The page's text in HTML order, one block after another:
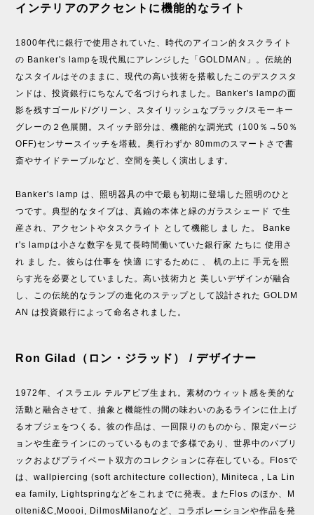
インテリアのアクセントに機能的なライト
1800年代に銀行で使用されていた、時代のアイコン的タスクライト
の Banker's lampを現代風にアレンジした「GOLDMAN」。伝統的
なスタイルはそのままに、現代の高い技術を搭載したこのデスクスタ
ンドは、投資銀行にちなんで名づけられました。Banker's lampの面
影を残すゴールド/グリーン、スタイリッシュなブラック/スモーキー
グレーの２色展開。スイッチ部分は、機能的な調光式（100％→50％
OFF)センサースイッチを塔載。奥行わずか 80mmのスマートさで書
斎やサイドテーブルなど、空間を美しく演出します。
Banker's lamp は、照明器具の中で最も初期に登場した照明のひと
つです。典型的なタイプは、真鍮の本体と緑のガラスシェード で生
産され、アクセントやタスクライト として機能し まし た。 Banke
r's lampは小さな数字を見て長時間働いていた銀行家 たちに 使用さ
れ まし た。彼らは仕事を 快適 にするために 、 机の上に 手元を照
らす光を必要としていました。高い技術力と 美しいデザインが融合
し、この伝統的なランプの進化のステップとして設計された GOLDM
AN は投資銀行によって命名されました。
Ron Gilad（ロン・ジラッド） / デザイナー
1972年、イスラエル テルアビブ生まれ。素材のウィット感を美的な
活動と融合させて、抽象と機能性の間の味わいのあるラインに仕上げ
るオブジェをつくる。彼の作品は、一回限りのものから、限定バージ
ョンや生産ラインにのっているものまで多様であり、世界中のパブリ
ックおよびプライベート双方のコレクションに存在している。Flosで
は、wallpiercing (soft architecture collection), Miniteca , La Lin
ea family, Lightspringなどをこれまでに発表。またFlos のほか、M
olteni&C,Moooi, DilmosMilanoなど、コラボレーションや作品を発